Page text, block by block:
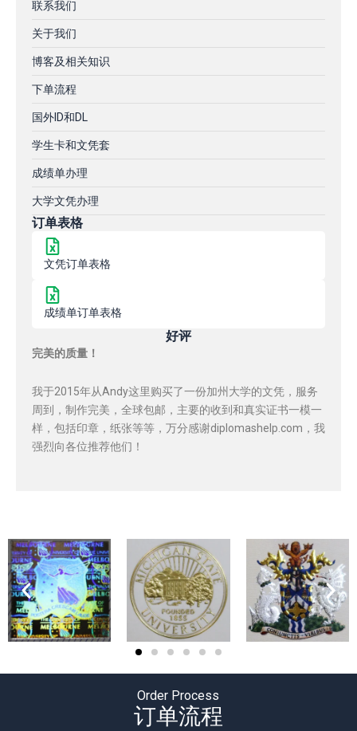
联系我们
关于我们
博客及相关知识
下单流程
国外ID和DL
学生卡和文凭套
成绩单办理
大学文凭办理
订单表格
文凭订单表格
成绩单订单表格
好评
完美的质量！
我于2015年从Andy这里购买了一份加州大学的文凭，服务
周到，制作完美，全球包邮，主要的收到和真实证书一模一
样，包括印章，纸张等等，万分感谢diplomashelp.com，我
强烈向各位推荐他们！
Order Process
订单流程